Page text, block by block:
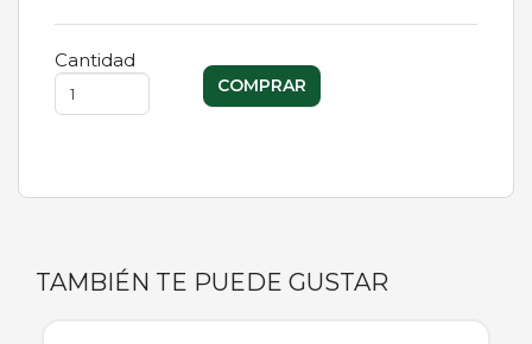
Cantidad
TAMBIÉN TE PUEDE GUSTAR